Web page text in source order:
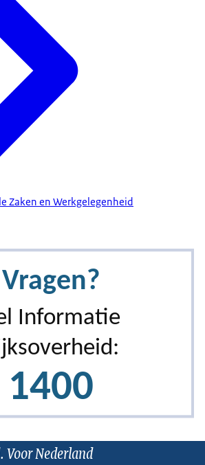
Zaken en Werkgelegenheid
Voor Nederland